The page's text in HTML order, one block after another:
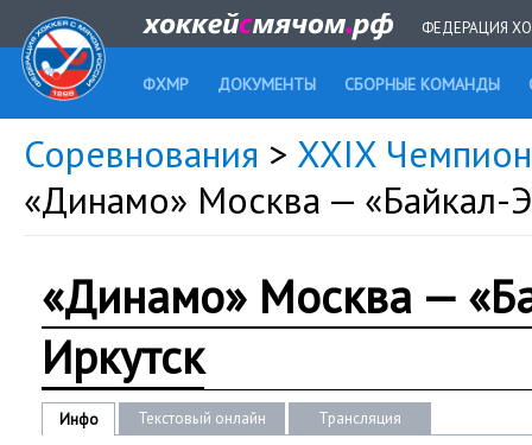
ФЕДЕРАЦИЯ
ФХМР ДОКУМЕНТЫ СБОРНЫЕ КОМАНДЫ
Соревнования > XXIX
«Динамо» Москва — «Байкал-
«Динамо» Москва —
Иркутск
Инфо Текстовый онлайн Трансляция